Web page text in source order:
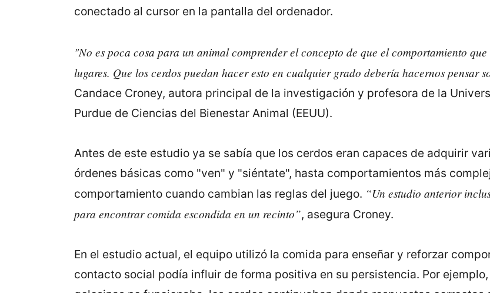
conectado al cursor en la pantalla del ordenador.
"No es poca cosa para un animal comprender el concepto de que el comportamiento
lugares. Que los cerdos puedan hacer esto en cualquier grado debería hacernos pensar
Candace Croney, autora principal de la investigación y profesora de la
Purdue de Ciencias del Bienestar Animal (EEUU).
Antes de este estudio ya se sabía que los cerdos eran capaces de adquirir
órdenes básicas como "ven" y "siéntate", hasta comportamientos más
comportamiento cuando cambian las reglas del juego. “Un estudio anterior
para encontrar comida escondida en un recinto”, asegura Croney.
En el estudio actual, el equipo utilizó la comida para enseñar y reforzar
contacto social podía influir de forma positiva en su persistencia. Por